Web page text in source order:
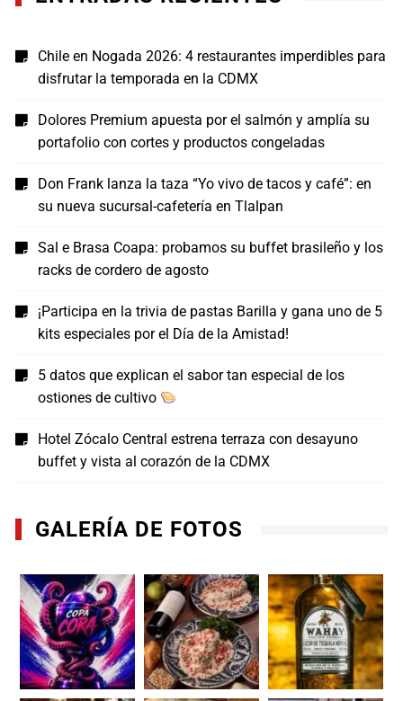
Chile en Nogada 2026: 4 restaurantes imperdibles para
disfrutar la temporada en la CDMX
Dolores Premium apuesta por el salmón y amplía su
portafolio con cortes y productos congeladas
Don Frank lanza la taza “Yo vivo de tacos y café”: en
su nueva sucursal-cafetería en Tlalpan
Sal e Brasa Coapa: probamos su buffet brasileño y los
racks de cordero de agosto
¡Participa en la trivia de pastas Barilla y gana uno de 5
kits especiales por el Día de la Amistad!
5 datos que explican el sabor tan especial de los
ostiones de cultivo
Hotel Zócalo Central estrena terraza con desayuno
buffet y vista al corazón de la CDMX
GALERÍA DE FOTOS